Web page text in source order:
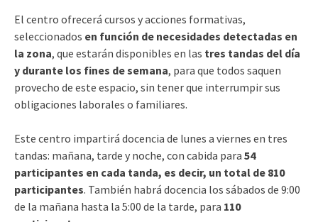
El centro ofrecerá cursos y acciones formativas,
seleccionados en función de necesidades detectadas en
la zona, que estarán disponibles en las tres tandas del día
y durante los fines de semana, para que todos saquen
provecho de este espacio, sin tener que interrumpir sus
obligaciones laborales o familiares.
Este centro impartirá docencia de lunes a viernes en tres
tandas: mañana, tarde y noche, con cabida para 54
participantes en cada tanda, es decir, un total de 810
participantes. También habrá docencia los sábados de 9:00
de la mañana hasta la 5:00 de la tarde, para 110